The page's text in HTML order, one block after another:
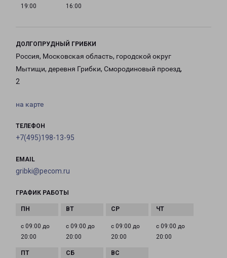
19:00
16:00
ДОЛГОПРУДНЫЙ ГРИБКИ
Россия, Московская область, городской округ
Мытищи, деревня Грибки, Смородиновый проезд,
2
на карте
ТЕЛЕФОН
+7(495)198-13-95
EMAIL
gribki@pecom.ru
ГРАФИК РАБОТЫ
с 09:00 до
20:00
с 09:00 до
20:00
с 09:00 до
20:00
с 09:00 до
20:00